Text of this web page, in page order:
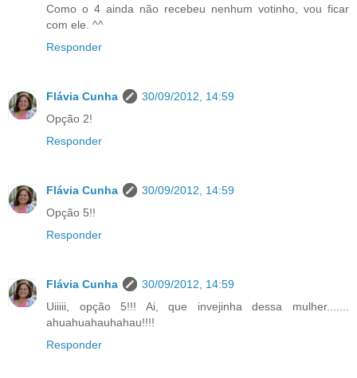
Como o 4 ainda não recebeu nenhum votinho, vou ficar
com ele. ^^
Responder
Flávia Cunha
30/09/2012, 14:59
Opção 2!
Responder
Flávia Cunha
30/09/2012, 14:59
Opção 5!!
Responder
Flávia Cunha
30/09/2012, 14:59
Uiiiii, opção 5!!! Ai, que invejinha dessa mulher.......
ahuahuahauhahau!!!!
Responder